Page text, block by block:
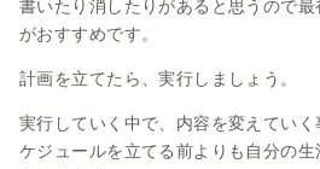
書いたり消したりがあると思うので
がおすすめです。
計画を立てたら、実行しましょう。
実行していく中で、内容を変えてい
ケジュールを立てる前よりも自分の